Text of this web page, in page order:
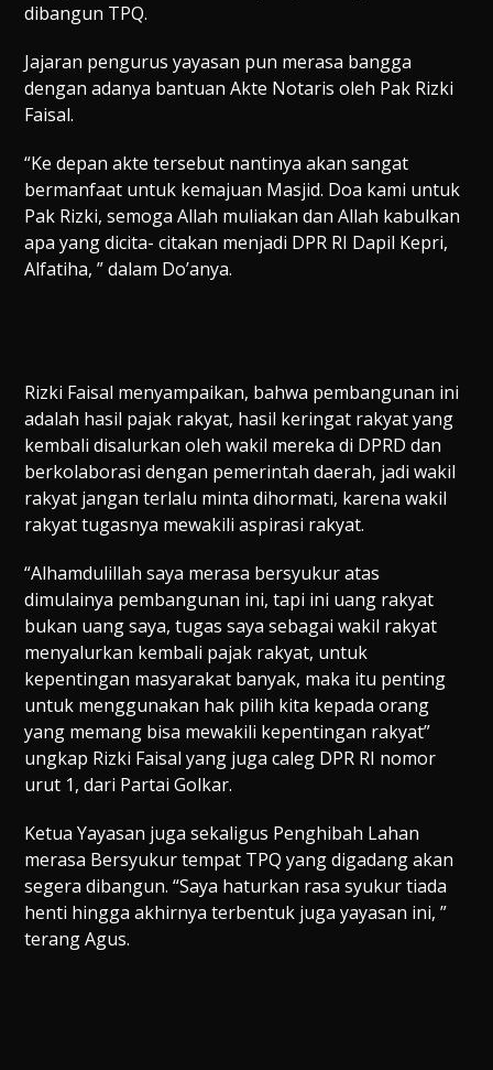
dibangun TPQ.
Jajaran pengurus yayasan pun merasa bangga
dengan adanya bantuan Akte Notaris oleh Pak Rizki
Faisal.
“Ke depan akte tersebut nantinya akan sangat
bermanfaat untuk kemajuan Masjid. Doa kami untuk
Pak Rizki, semoga Allah muliakan dan Allah kabulkan
apa yang dicita- citakan menjadi DPR RI Dapil Kepri,
Alfatiha, ” dalam Do’anya.
Rizki Faisal menyampaikan, bahwa pembangunan ini
adalah hasil pajak rakyat, hasil keringat rakyat yang
kembali disalurkan oleh wakil mereka di DPRD dan
berkolaborasi dengan pemerintah daerah, jadi wakil
rakyat jangan terlalu minta dihormati, karena wakil
rakyat tugasnya mewakili aspirasi rakyat.
“Alhamdulillah saya merasa bersyukur atas
dimulainya pembangunan ini, tapi ini uang rakyat
bukan uang saya, tugas saya sebagai wakil rakyat
menyalurkan kembali pajak rakyat, untuk
kepentingan masyarakat banyak, maka itu penting
untuk menggunakan hak pilih kita kepada orang
yang memang bisa mewakili kepentingan rakyat”
ungkap Rizki Faisal yang juga caleg DPR RI nomor
urut 1, dari Partai Golkar.
Ketua Yayasan juga sekaligus Penghibah Lahan
merasa Bersyukur tempat TPQ yang digadang akan
segera dibangun. “Saya haturkan rasa syukur tiada
henti hingga akhirnya terbentuk juga yayasan ini, ”
terang Agus.